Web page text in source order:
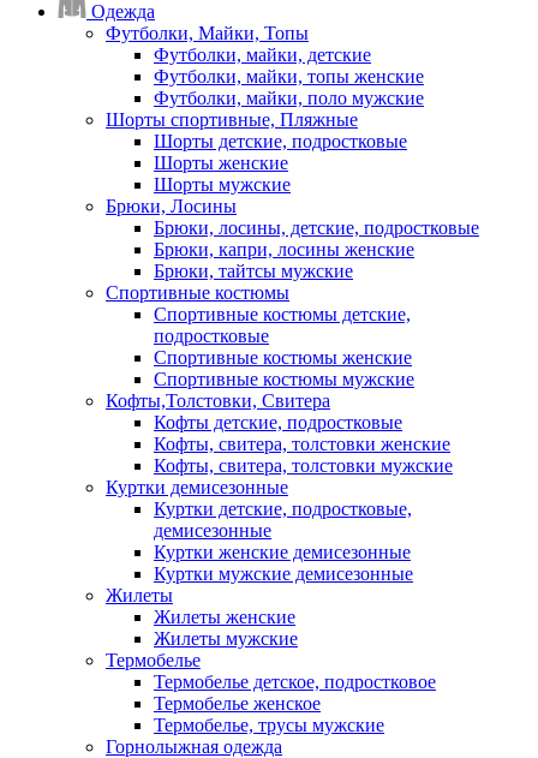
Одежда
Футболки, Майки, Топы
Футболки, майки, детские
Футболки, майки, топы женские
Футболки, майки, поло мужские
Шорты спортивные, Пляжные
Шорты детские, подростковые
Шорты женские
Шорты мужские
Брюки, Лосины
Брюки, лосины, детские, подростковые
Брюки, капри, лосины женские
Брюки, тайтсы мужские
Спортивные костюмы
Спортивные костюмы детские,
подростковые
Спортивные костюмы женские
Спортивные костюмы мужские
Кофты,Толстовки, Свитера
Кофты детские, подростковые
Кофты, свитера, толстовки женские
Кофты, свитера, толстовки мужские
Куртки демисезонные
Куртки детские, подростковые,
демисезонные
Куртки женские демисезонные
Куртки мужские демисезонные
Жилеты
Жилеты женские
Жилеты мужские
Термобелье
Термобелье детское, подростковое
Термобелье женское
Термобелье, трусы мужские
Горнолыжная одежда